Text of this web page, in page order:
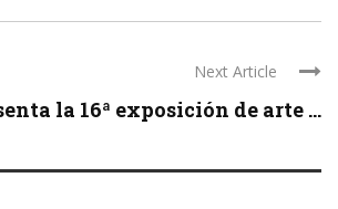
Next Article
la 16ª exposición de arte ...